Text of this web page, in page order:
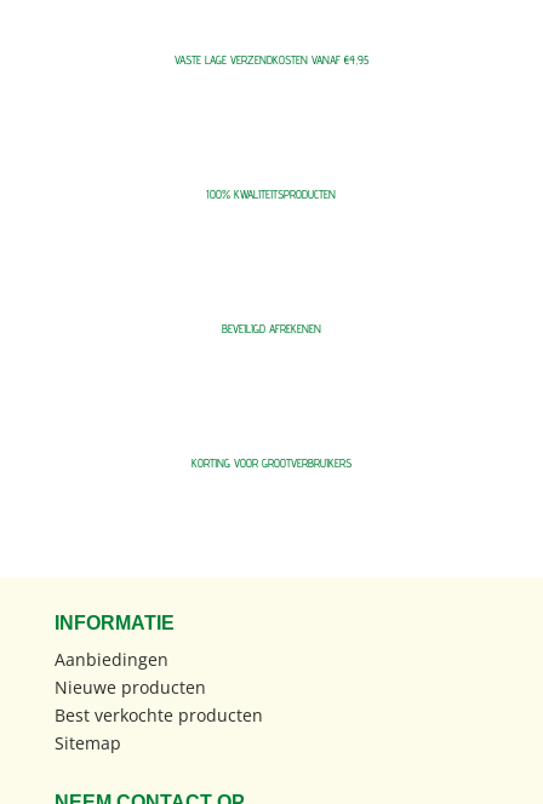
VASTE LAGE VERZENDKOSTEN VANAF €4,95
100% KWALITEITSPRODUCTEN
BEVEILIGD AFREKENEN
KORTING VOOR GROOTVERBRUIKERS
INFORMATIE
Aanbiedingen
Nieuwe producten
Best verkochte producten
Sitemap